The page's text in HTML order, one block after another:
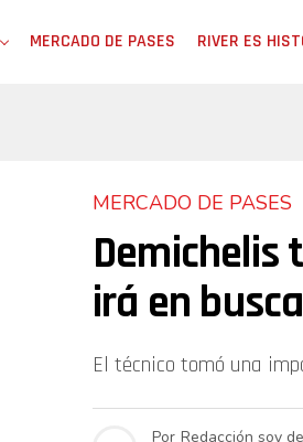
MERCADO DE PASES RIVER ES
MERCADO DE PASES
Demichelis
irá en
El técnico tomó una
Por Redacción soy